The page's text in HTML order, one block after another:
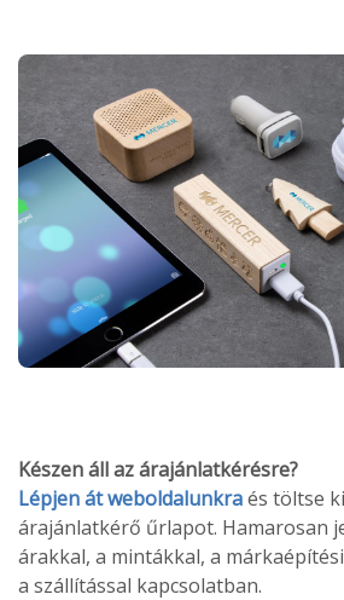
Készen áll az árajánlatkérésre?
Lépjen át weboldalunkraés töltse
árajánlatkérő űrlapot. Hamarosan
árakkal, a mintákkal, a
a szállítással kapcsolatban.